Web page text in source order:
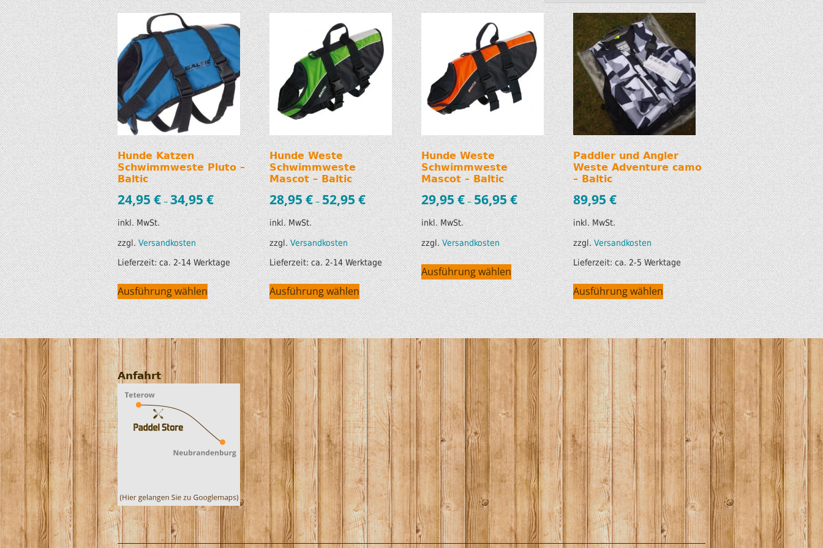
SUP AIR SUP
MODUL KAJAKS
LUFTBOOTE
LEICHTE BOOTE FÜR IHR
WOHNMOBIL
SONDERANGEBOTE/SALE
WILDERNESS SYSTEMS
ZUBEHÖR
DOPPELPADDEL
STECHPADDEL
WESTEN & SICHERHEIT
TRANSPORT &
LAGERUNG
BOOTSWAGEN
SPRITZDECKEN/
LUKENDECKEL
RAM ZUBEHÖR
HOBIE KAJAKS
ELEKTROMOTORE
Hunde Katzen
Schwimmweste Pluto –
Baltic
24,95€–34,95€
inkl. MwSt.
zzgl.Versandkosten
Lieferzeit:ca. 2-14 Werktage
Ausführung wählen
Hunde Weste
Schwimmweste
Mascot – Baltic
28,95€–52,95€
inkl. MwSt.
zzgl.Versandkosten
Lieferzeit:ca. 2-14 Werktage
Ausführung wählen
Hunde Weste
Schwimmweste
Mascot – Baltic
29,95€–56,95€
inkl. MwSt.
zzgl.Versandkosten
Ausführung wählen
Paddler und Angler
Weste Adventure camo
– Baltic
89,95€
inkl. MwSt.
zzgl.Versandkosten
Lieferzeit:ca. 2-5 Werktage
Ausführung wählen
Anfahrt